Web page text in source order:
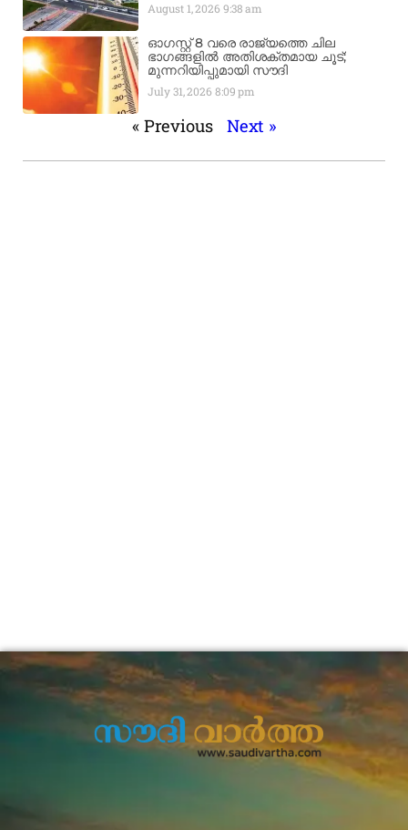
August 1, 2026 9:38 am
ഓഗസ്റ്റ് 8 വരെ രാജ്യത്തെ ചില
ഭാഗങ്ങളിൽ അതിശക്തമായ ചൂട്;
മുന്നറിയിപ്പുമായി സൗദി
July 31, 2026 8:09 pm
« Previous Next »